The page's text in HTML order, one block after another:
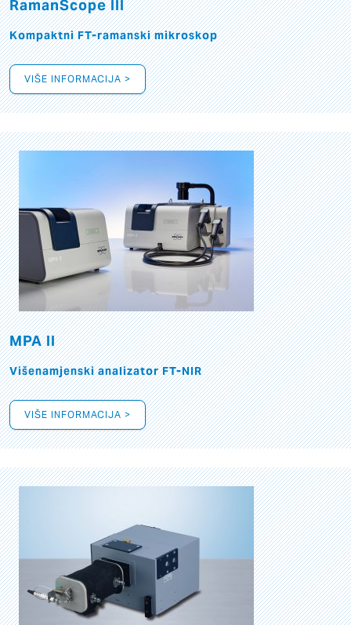
RamanScope III
Kompaktni FT-ramanski mikroskop
VIŠE INFORMACIJA >
MPA II
Višenamjenski analizator FT-NIR
VIŠE INFORMACIJA >